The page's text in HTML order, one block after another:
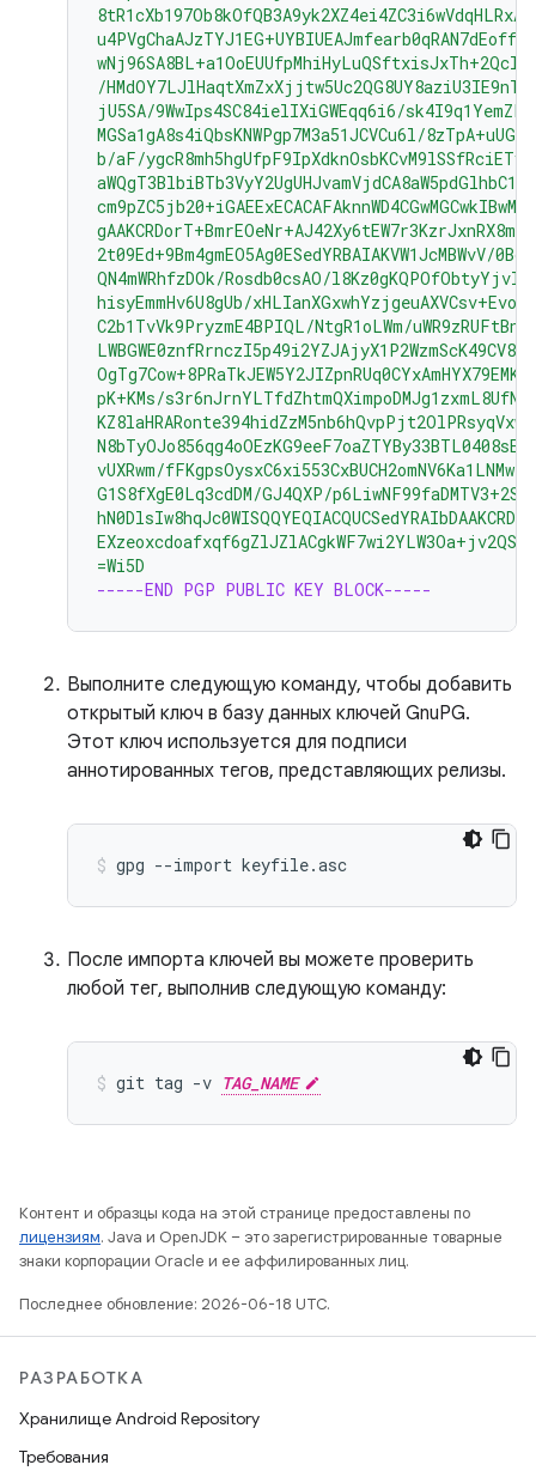
/
jU5SA/9WwIps4SC84ielIXiGWEqq6i6/
MGSa1gA8s4iQbsKNWPgp7M3a51JCVCu6l/
b/aF/
2t09Ed+9Bm4gmEO5Ag0ESedYRBAIAKVW1JcMBWvV/
QN4mWRhfzDOk/Rosdb0csAO/
hisyEmmHv6U8gUb/
C2b1TvVk9PryzmE4BPIQL/NtgR1oLWm/
pK+KMs/
vUXRwm/
G1S8fXgE0Lq3cdDM/GJ4QXP/
=Wi5D
-----END PGP PUBLIC KEY BLOCK-----
Выполните следующую команду, чтобы добавить
открытый ключ в базу данных ключей GnuPG.
Этот ключ используется для подписи
аннотированных тегов, представляющих релизы.
gpg --import keyfile.asc
После импорта ключей вы можете проверить
любой тег, выполнив следующую команду:
git tag -v TAG_NAME
Контент и образцы кода на этой странице предоставлены по
лицензиям. Java и OpenJDK – это зарегистрированные товарные
знаки корпорации Oracle и ее аффилированных лиц.
Последнее обновление: 2026-06-18 UTC.
РАЗРАБОТКА
Хранилище Android Repository
Требования